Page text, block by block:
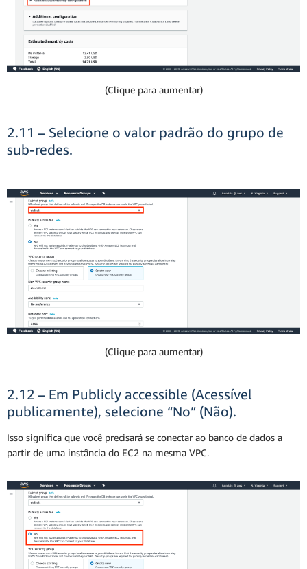
(Clique para aumentar)
2.11 – Selecione o valor padrão do grupo de
sub-redes.
(Clique para aumentar)
2.12 – Em Publicly accessible (Acessível
publicamente), selecione “No” (Não).
Isso significa que você precisará se conectar ao banco de dados a
partir de uma instância do EC2 na mesma VPC.